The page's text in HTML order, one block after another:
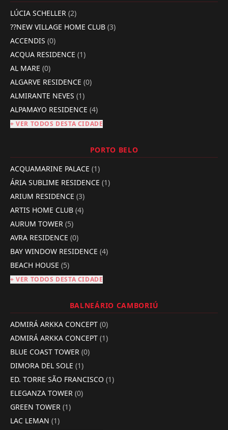
LÚCIA SCHELLER (2)
??NEW VILLAGE HOME CLUB (3)
ACCENDIS (0)
ACQUA RESIDENCE (1)
AL MARE (0)
ALGARVE RESIDENCE (0)
ALMIRANTE NEVES (1)
ALPAMAYO RESIDENCE (4)
+ VER TODOS DESTA CIDADE
PORTO BELO
ACQUAMARINE PALACE (1)
ÁRIA SUBLIME RESIDENCE (1)
ARIUM RESIDENCE (3)
ARTIS HOME CLUB (4)
AURUM TOWER (5)
AVRA RESIDENCE (0)
BAY WINDOW RESIDENCE (4)
BEACH HOUSE (5)
+ VER TODOS DESTA CIDADE
BALNEÁRIO CAMBORIÚ
ADMIRÁ ARKKA CONCEPT (0)
ADMIRÁ ARKKA CONCEPT (1)
BLUE COAST TOWER (0)
DIMORA DEL SOLE (1)
ED. TORRE SÃO FRANCISCO (1)
ELEGANZA TOWER (0)
GREEN TOWER (1)
LAC LEMAN (1)